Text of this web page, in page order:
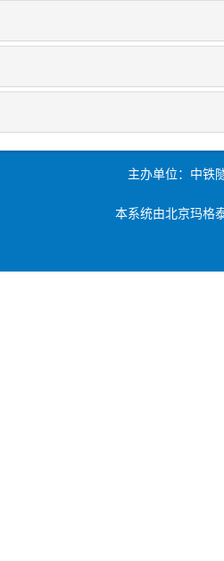
主办单位：中铁
本系统由北京玛格